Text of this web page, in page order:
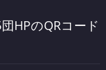
HPのQRコード